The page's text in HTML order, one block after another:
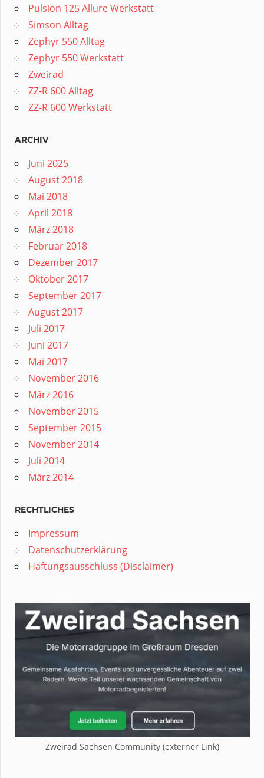
Pulsion 125 Allure Werkstatt
Simson Alltag
Zephyr 550 Alltag
Zephyr 550 Werkstatt
Zweirad
ZZ-R 600 Alltag
ZZ-R 600 Werkstatt
ARCHIV
Juni 2025
August 2018
Mai 2018
April 2018
März 2018
Februar 2018
Dezember 2017
Oktober 2017
September 2017
August 2017
Juli 2017
Juni 2017
Mai 2017
November 2016
März 2016
November 2015
September 2015
November 2014
Juli 2014
März 2014
RECHTLICHES
Impressum
Datenschutzerklärung
Haftungsausschluss (Disclaimer)
Zweirad Sachsen Community (externer Link)